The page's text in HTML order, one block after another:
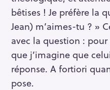
bêtises ! Je préfère la
Jean) m’aimes-tu ? »
avec la question :
que j’imagine que
réponse. A fortiori
pose.